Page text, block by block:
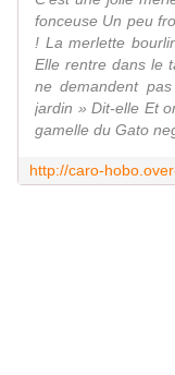
fonceuse Un peu
! La merlette
Elle rentre dans le
ne demandent
jardin » Dit-elle Et
gamelle du Gato